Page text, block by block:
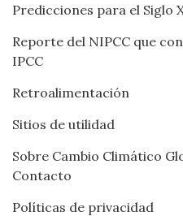
Predicciones para el Siglo
Reporte del NIPCC que
IPCC
Retroalimentación
Sitios de utilidad
Sobre Cambio Climático
Contacto
Políticas de privacidad